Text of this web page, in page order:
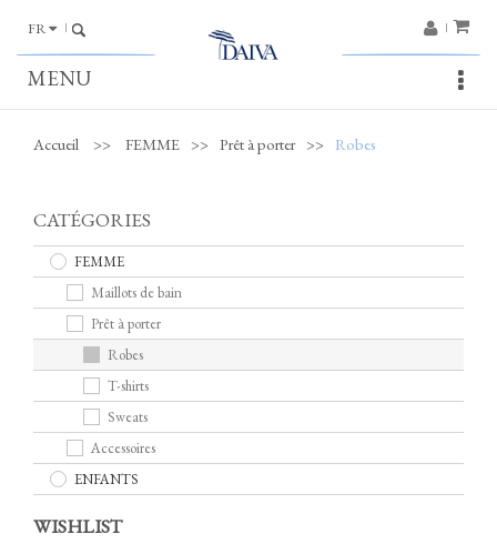
FR
MENU
Accueil >> FEMME >> Prêt à porter >> Robes
CATÉGORIES
FEMME
Maillots de bain
Prêt à porter
Robes
T-shirts
Sweats
Accessoires
ENFANTS
WISHLIST